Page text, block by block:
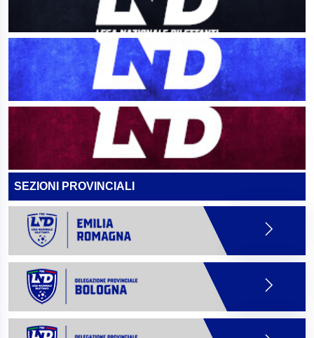
SEZIONI PROVINCIALI